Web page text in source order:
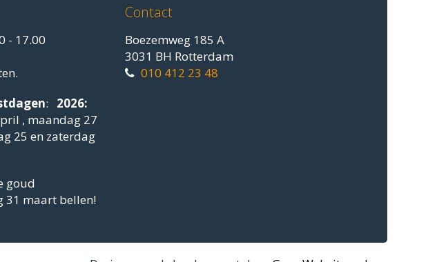
- 17.00
: 2026:
, maandag 27
25 en zaterdag
goud
31 maart bellen!
Contact
Boezemweg 185 A
3031 BH Rotterdam
010 412 23 48